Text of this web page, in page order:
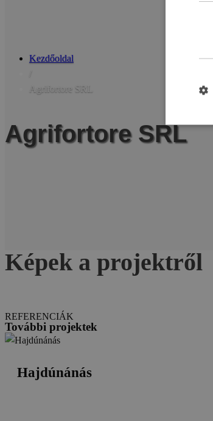
Kezdőoldal
Agrifortore SRL
Agrifortore SRL
Képek a projektről
REFERENCIÁK
További projektek
Hajdúnánás